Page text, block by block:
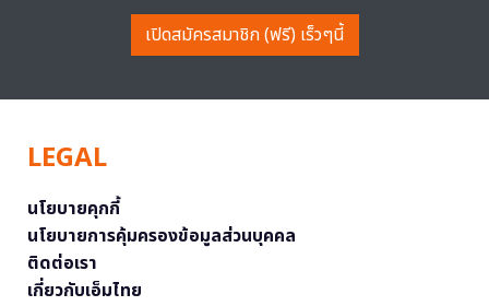
เปิดสมัครสมาชิก (ฟรี) เร็วๆนี้
LEGAL
นโยบายคุกกี้
นโยบายการคุ้มครองข้อมูลส่วนบุคคล
ติดต่อเรา
เกี่ยวกับเอ็มไทย